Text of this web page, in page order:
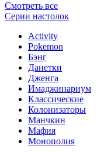
Смотреть все
Серии настолок
Activity
Pokemon
Бэнг
Данетки
Дженга
Имаджинариум
Классические
Колонизаторы
Манчкин
Мафия
Монополия